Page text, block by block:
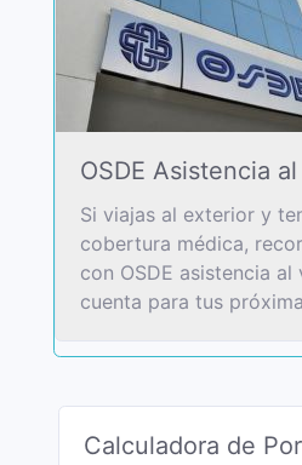
OSDE Asistencia
Si viajas al exterior y
cobertura médica,
con OSDE asistencia al
cuenta para tus
Calculadora de